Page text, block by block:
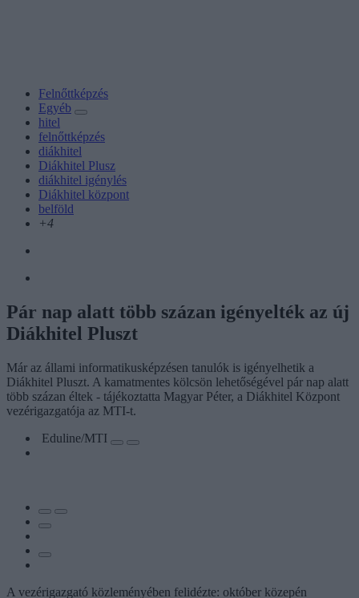
Felnőttképzés
Egyéb
hitel
felnőttképzés
diákhitel
Diákhitel Plusz
diákhitel igénylés
Diákhitel központ
belföld
+4
Pár nap alatt több százan igényelték az új
Diákhitel Pluszt
Már az állami informatikusképzésen tanulók is igényelhetik a
Diákhitel Pluszt. A kamatmentes kölcsön lehetőségével pár nap alatt
több százan éltek - tájékoztatta Magyar Péter, a Diákhitel Központ
vezérigazgatója az MTI-t.
Eduline/MTI
A vezérigazgató közleményében felidézte: október közepén